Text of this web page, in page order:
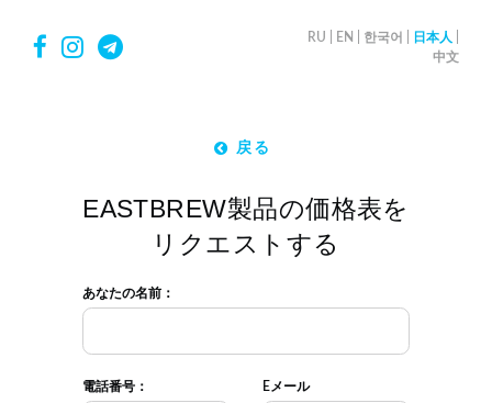
RU EN 한국어 日本人
中文
戻る
EASTBREW製品の価格表を
リクエストする
あなたの名前：
電話番号： Eメール